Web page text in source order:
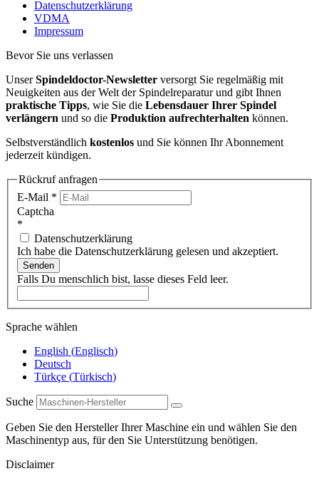
Datenschutzerklärung
VDMA
Impressum
Bevor Sie uns verlassen
UnserSpindeldoctor-Newsletter versorgt Sie regelmäßig mit
Neuigkeiten aus der Welt der Spindelreparatur und gibt Ihnen
praktische Tipps, wie Sie die Lebensdauer Ihrer Spindel
verlängern und so die Produktion aufrechterhalten können.
Selbstverständlich kostenlos und Sie können Ihr Abonnement
jederzeit kündigen.
Rückruf anfragen
E-Mail *
Captcha
*
Datenschutzerklärung
Ich habe die Datenschutzerklärung gelesen und akzeptiert.
Senden
Falls Du menschlich bist, lasse dieses Feld leer.
Sprache wählen
English (Englisch)
Deutsch
Türkçe (Türkisch)
Suche
Geben Sie den Hersteller Ihrer Maschine ein und wählen Sie den
Maschinentyp aus, für den Sie Unterstützung benötigen.
Disclaimer